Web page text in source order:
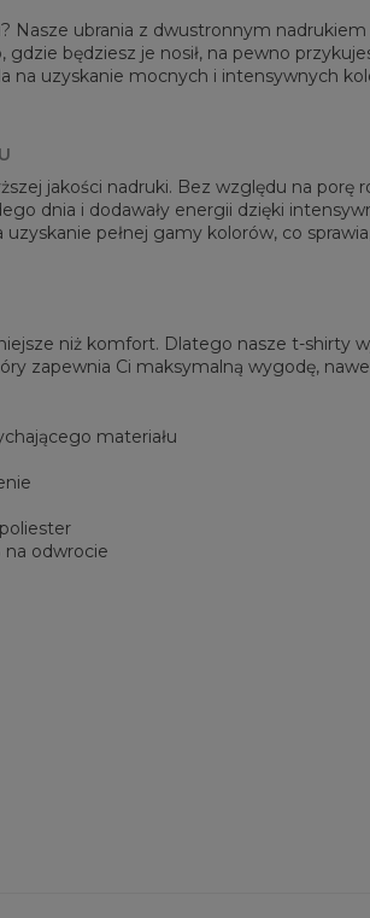
C - Długość rękawów
Nasze ubrania z dwustronnym
będziesz je nosił, na pewno
na uzyskanie mocnych i intensywnych
jakości nadruki. Bez względu na porę
dnia i dodawały energii dzięki
pełnej gamy kolorów, co
niż komfort. Dlatego nasze t-shirty
zapewnia Ci maksymalną wygodę,
materiału
na odwrocie